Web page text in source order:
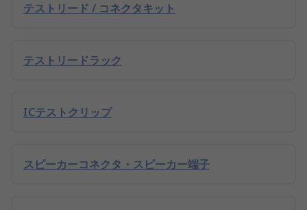
テストリード / コネクタキット
テストリードラック
ICテストクリップ
スピーカーコネクタ・スピーカー端子